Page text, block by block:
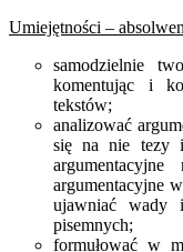
Umiejętności –
samodzielnie
komentując i
tekstów;
analizować
się na nie tezy i
argumentacyjne
ujawniać wady
pisemnych;
formułować w